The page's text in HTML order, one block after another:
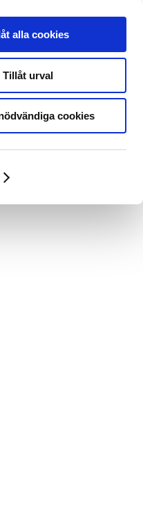
alla cookies
Tillåt urval
cookies